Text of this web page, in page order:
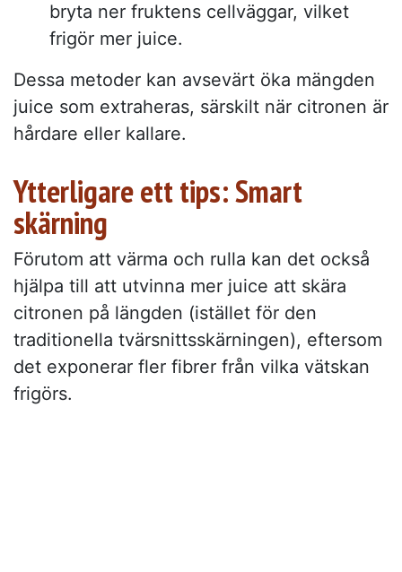
bryta ner fruktens cellväggar, vilket
frigör mer juice.
Dessa metoder kan avsevärt öka mängden
juice som extraheras, särskilt när citronen är
hårdare eller kallare.
Ytterligare ett tips: Smart
skärning
Förutom att värma och rulla kan det också
hjälpa till att utvinna mer juice att skära
citronen på längden (istället för den
traditionella tvärsnittsskärningen), eftersom
det exponerar fler fibrer från vilka vätskan
frigörs.